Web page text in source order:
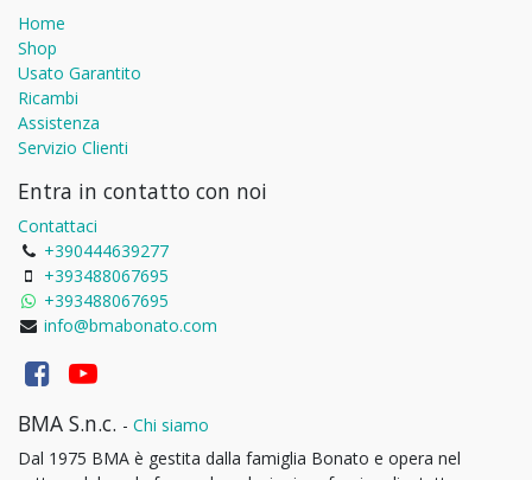
Home
Shop
Usato Garantito
Ricambi
Assistenza
Servizio Clienti
Entra in contatto con noi
Contattaci
+390444639277
+393488067695
+393488067695
info@bmabonato.com
BMA S.n.c. - Chi siamo
Dal 1975 BMA è gestita dalla famiglia Bonato e opera nel